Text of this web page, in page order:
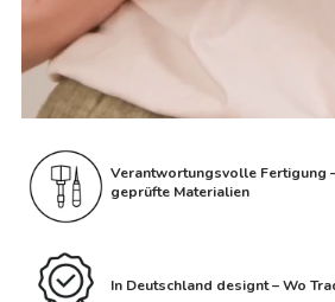
Verantwortungsvolle Fertigung
geprüfte Materialien
In Deutschland designt – Wo